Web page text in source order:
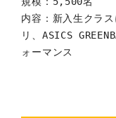
内容：新入生クラ
リ、ASICS
ォーマンス